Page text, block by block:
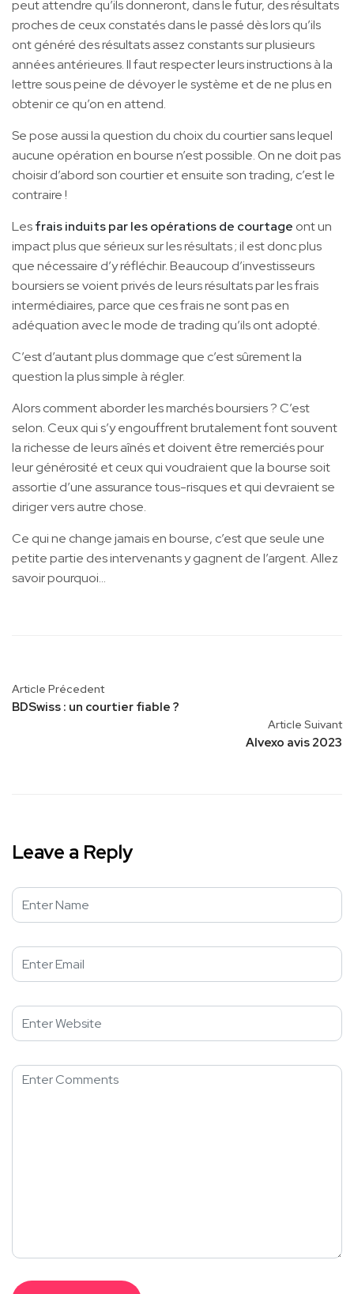
peut attendre qu’ils donneront, dans le futur, des résultats
proches de ceux constatés dans le passé dès lors qu’ils
ont généré des résultats assez constants sur plusieurs
années antérieures. Il faut respecter leurs instructions à la
lettre sous peine de dévoyer le système et de ne plus en
obtenir ce qu’on en attend.
Se pose aussi la question du choix du courtier sans lequel
aucune opération en bourse n’est possible. On ne doit pas
choisir d’abord son courtier et ensuite son trading, c’est le
contraire !
Lesfrais induits par les opérations de courtage ont un
impact plus que sérieux sur les résultats ; il est donc plus
que nécessaire d’y réfléchir. Beaucoup d’investisseurs
boursiers se voient privés de leurs résultats par les frais
intermédiaires, parce que ces frais ne sont pas en
adéquation avec le mode de trading qu’ils ont adopté.
C’est d’autant plus dommage que c’est sûrement la
question la plus simple à régler.
Alors comment aborder les marchés boursiers ? C’est
selon. Ceux qui s’y engouffrent brutalement font souvent
la richesse de leurs aînés et doivent être remerciés pour
leur générosité et ceux qui voudraient que la bourse soit
assortie d’une assurance tous-risques et qui devraient se
diriger vers autre chose.
Ce qui ne change jamais en bourse, c’est que seule une
petite partie des intervenants y gagnent de l’argent. Allez
savoir pourquoi…
Article Précedent
BDSwiss : un courtier fiable ?
Article Suivant
Alvexo avis 2023
Leave a Reply